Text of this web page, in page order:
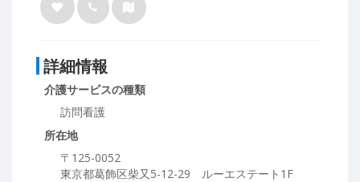
詳細情報
介護サービスの種類
訪問看護
所在地
〒125-0052
東京都葛飾区柴又5-12-29 ルーエステート1F